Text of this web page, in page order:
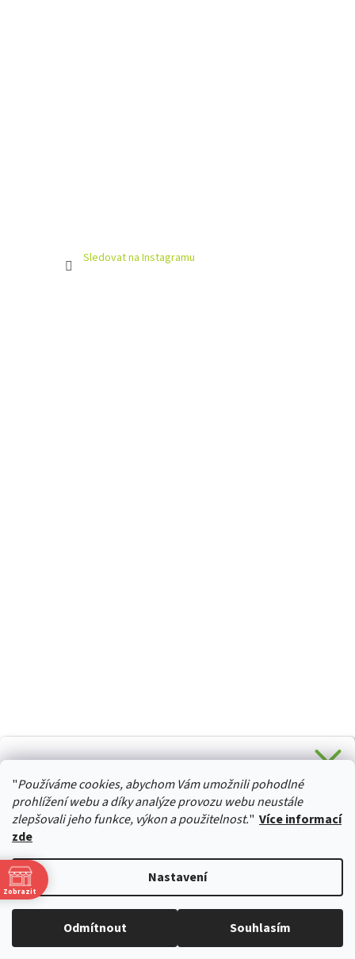
"Používáme cookies, abychom Vám umožnili pohodlné
prohlížení webu a díky analýze provozu webu neustále
zlepšovali jeho funkce, výkon a použitelnost." Více informací
zde
Nastavení
Odmítnout Souhlasím
Sledovat na Instagramu
HURTTA-COLLECTION.CZ
Copyright 2026izviratka.cz. Všechna práva vyhrazena.Upravit
Zobrazit
Stačí se přihlásit k odběru novinek z našeho obchodu a je
Vaše :)
Ano, chci se přihlásit
Zásady zpracování osobních údajů